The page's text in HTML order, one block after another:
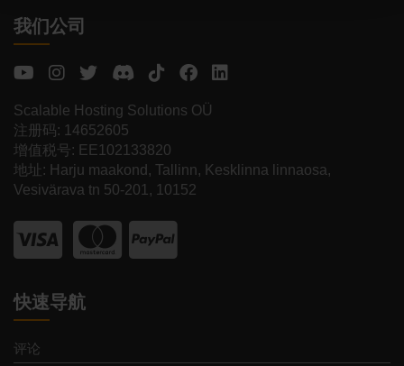
我们公司
Scalable Hosting Solutions OÜ
注册码: 14652605
增值税号: EE102133820
地址: Harju maakond, Tallinn, Kesklinna linnaosa,
Vesivärava tn 50-201, 10152
快速导航
评论